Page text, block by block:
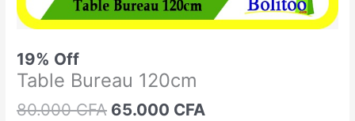
19% Off
Table Bureau 120cm
80.000CFA 65.000 CFA